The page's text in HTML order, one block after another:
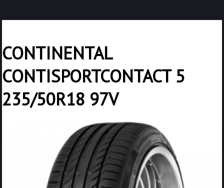
CONTINENTAL
CONTISPORTCONTACT 5
235/50R18 97V